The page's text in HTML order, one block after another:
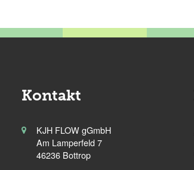
Kontakt
KJH FLOW gGmbH
Am Lamperfeld 7
46236 Bottrop